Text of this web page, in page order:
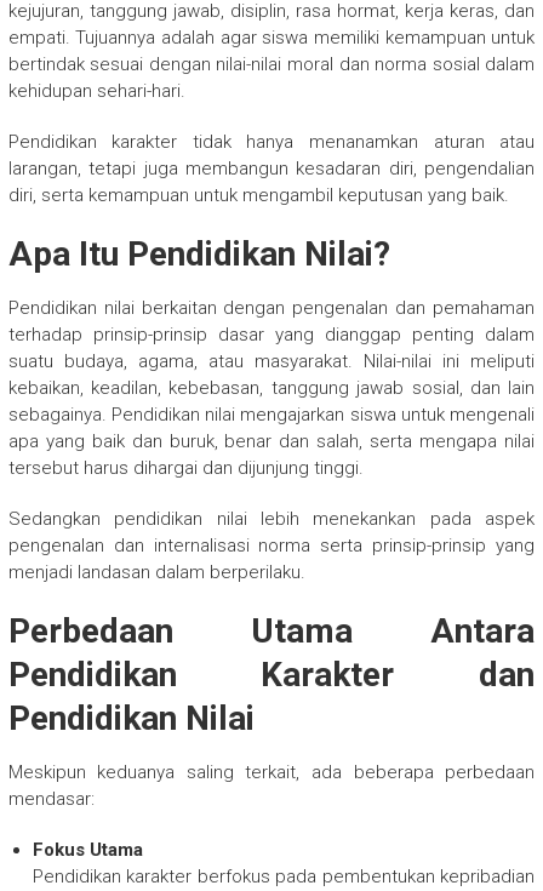
kejujuran, tanggung jawab, disiplin, rasa hormat, kerja keras, dan
empati. Tujuannya adalah agar siswa memiliki kemampuan untuk
bertindak sesuai dengan nilai-nilai moral dan norma sosial dalam
kehidupan sehari-hari.
Pendidikan karakter tidak hanya menanamkan aturan atau
larangan, tetapi juga membangun kesadaran diri, pengendalian
diri, serta kemampuan untuk mengambil keputusan yang baik.
Apa Itu Pendidikan Nilai?
Pendidikan nilai berkaitan dengan pengenalan dan pemahaman
terhadap prinsip-prinsip dasar yang dianggap penting dalam
suatu budaya, agama, atau masyarakat. Nilai-nilai ini meliputi
kebaikan, keadilan, kebebasan, tanggung jawab sosial, dan lain
sebagainya. Pendidikan nilai mengajarkan siswa untuk mengenali
apa yang baik dan buruk, benar dan salah, serta mengapa nilai
tersebut harus dihargai dan dijunjung tinggi.
Sedangkan pendidikan nilai lebih menekankan pada aspek
pengenalan dan internalisasi norma serta prinsip-prinsip yang
menjadi landasan dalam berperilaku.
Perbedaan Utama Antara
Pendidikan Karakter dan
Pendidikan Nilai
Meskipun keduanya saling terkait, ada beberapa perbedaan
mendasar:
Fokus Utama
Pendidikan karakter berfokus pada pembentukan kepribadian